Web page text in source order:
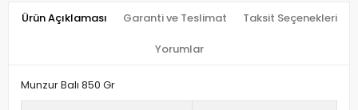
Ürün Açıklaması Garanti ve Teslimat Taksit Seçenekleri
Yorumlar
Munzur Balı 850 Gr